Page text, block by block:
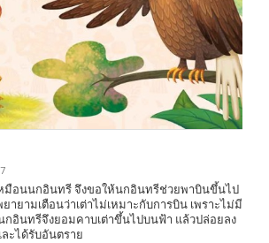
มือนนกอินทรี จึงขอให้นกอินทรีช่วยพาบินขึ้นไป
ยามเตือนว่าเต่าไม่เหมาะกับการบิน เพราะไม่มี
กอินทรีจึงยอมคาบเต่าขึ้นไปบนฟ้า แล้วปล่อยลง
ะได้รับอันตราย